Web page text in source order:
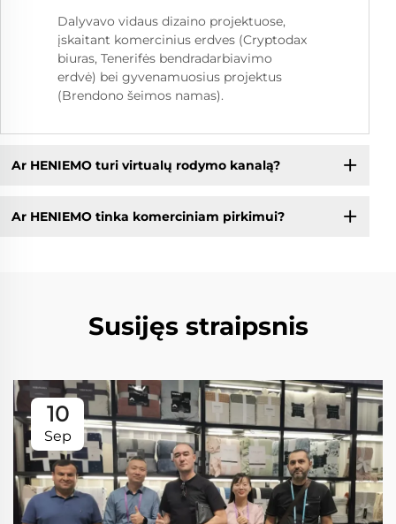
Dalyvavo vidaus dizaino projektuose,
įskaitant komercinius erdves (Cryptodax
biuras, Tenerifės bendradarbiavimo
erdvė) bei gyvenamuosius projektus
(Brendono šeimos namas).
Ar HENIEMO turi virtualų rodymo kanalą?
Ar HENIEMO tinka komerciniam pirkimui?
Susijęs straipsnis
10
Sep